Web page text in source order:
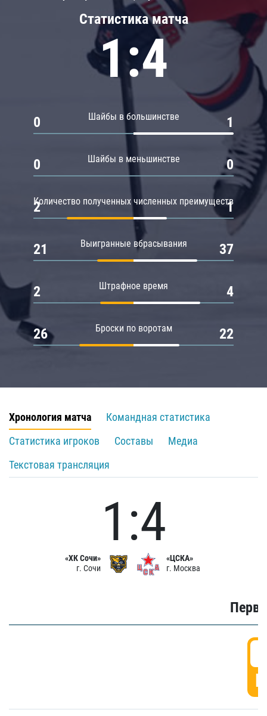
Статистика матча
1:4
Шайбы в большинстве
0 1
Шайбы в меньшинстве
0 0
Количество полученных численных преимуществ
2 1
Выигранные вбрасывания
21 37
Штрафное время
2 4
Броски по воротам
26 22
Хронология матча
Командная статистика
Статистика игроков
Составы
Медиа
Текстовая трансляция
«ХК Сочи»
г. Сочи
1:4
«ЦСКА»
г. Москва